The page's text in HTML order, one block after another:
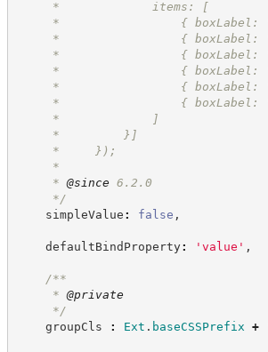
*             items: [
*                 {
*                 {
*                 {
*                 {
*                 {
*                 {
*             ]
*         }]
*     });
*
* @since 6.2.0
*/
simpleValue : false ,
defaultBindProperty: ' value ' ,
/**
* @private
*/
groupCls
: Ext . baseCSSPrefix +